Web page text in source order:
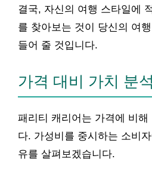
결국, 자신의 여행 스타일에
를 찾아보는 것이 당신의 여
들어 줄 것입니다.
가격 대비 가치 분석
패리티 캐리어는 가격에 비해
다. 가성비를 중시하는 소비
유를 살펴보겠습니다.